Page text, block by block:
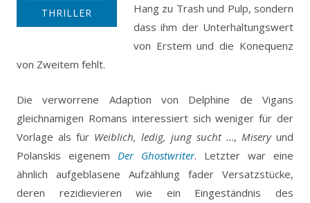
THRILLER
Hang zu Trash und Pulp, sondern
dass ihm der Unterhaltungswert
von Erstem und die Konequenz
von Zweitem fehlt.
Die verworrene Adaption von Delphine de Vigans
gleichnamigen Romans interessiert sich weniger für der
Vorlage als für Weiblich, ledig, jung sucht …, Miseryund
Polanskis eigenem Der Ghostwriter. Letzter war eine
ähnlich aufgeblasene Aufzählung fader Versatzstücke,
deren rezidievieren wie ein Eingeständnis des